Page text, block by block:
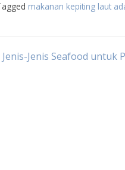
makanan kepiting laut
Jenis Seafood untuk